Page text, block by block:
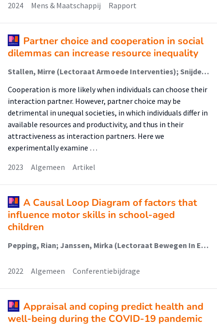
2024
Mens & Maatschappij Rapport
Partner choice and cooperation in social
dilemmas can increase resource inequality
Stallen, Mirre (Lectoraat Armoede Interventies); Snijder, Luuk L.; Gross, Jörg; Hilbert, Leon P.; De Dreu, Carsten K. W.
Cooperation is more likely when individuals can choose their
interaction partner. However, partner choice may be
detrimental in unequal societies, in which individuals differ in
available resources and productivity, and thus in their
attractiveness as interaction partners. Here we
experimentally examine …
2023
Algemeen Artikel
A Causal Loop Diagram of factors that
influence motor skills in school-aged
children
Pepping, Rian; Janssen, Mirka (Lectoraat Bewegen In En Om School); Streppel, Martinet (Lectoraat Voeding En Beweging); Fukkink, Ruben (Kenniscentrum Onderwijs En Opvoeding); Engelbert, Raoul (Urban Vitality (Fg/Fbsv)); van Hartingsveldt, Margo (Lectoraat Ergotherapie - Participatie En Omgeving); Busch, Vincent; Stallen, Mirre (Lectoraat Armoede Interventies); Oosterlaan, Jaap
2022 Algemeen Conferentiebijdrage
Appraisal and coping predict health and
well-being during the COVID-19 pandemic